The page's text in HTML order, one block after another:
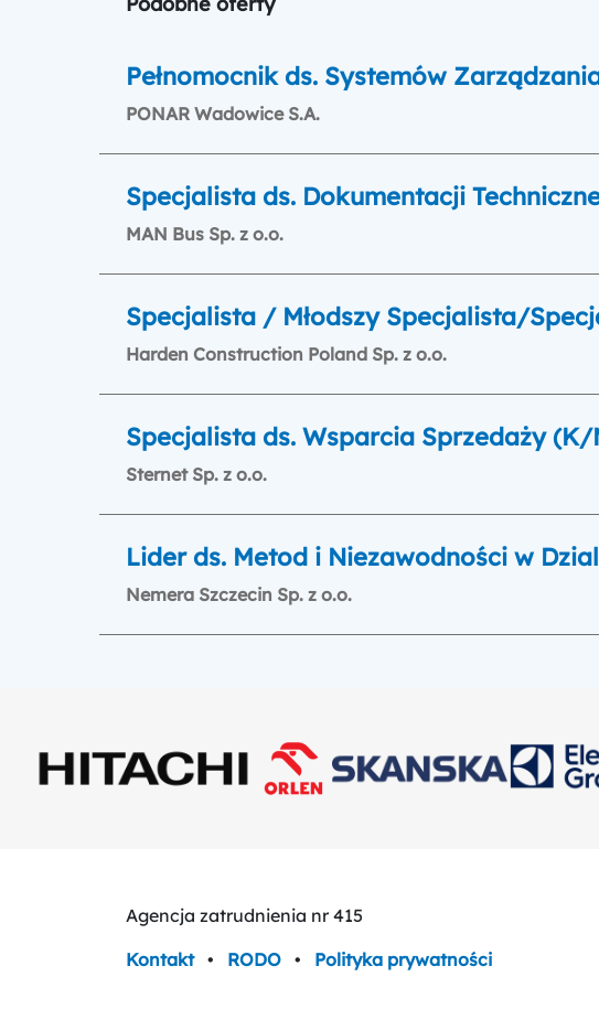
Pełnomocnik ds. Systemów
PONAR Wadowice S.A.
Specjalista ds. Dokumentacji
MAN Bus Sp. z o.o.
Specjalista / Młodszy Specjalista/
Harden Construction Poland Sp. z o.o.
Specjalista ds. Wsparcia Sprzedaży (K/
Sternet Sp. z o.o.
Lider ds. Metod i Niezawodności w
Nemera Szczecin Sp. z o.o.
Agencja zatrudnienia nr 415
Kontakt • RODO • Polityka prywatności